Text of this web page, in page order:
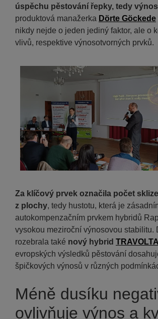
úspěchu pěstování řepky, tedy
produktová manažerka Dörte Göckede
nikdy nejde o jeden jediný faktor, ale o
vlivů, respektive výnosotvorných prvků.
Za klíčový prvek označila počet
z plochy, tedy hustotu, která je
autokompenzačním prvkem hybridů
vysokou meziroční výnosovou stabilitu.
rozebrala také nový hybrid TRAVOLTA
evropských výsledků pěstování
špičkových výnosů v různých
Méně dusíku
ovlivňuje výnos a